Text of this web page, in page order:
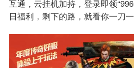
互通，云挂机加持，登录即领
日福利，剩下的路，就看你一刀